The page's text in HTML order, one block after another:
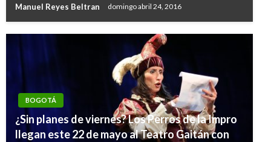
Manuel Reyes Beltran domingo abril 24, 2016
BOGOTÁ
¿Sin planes de viernes? Los Perros de la Impro
llegan este 22 de mayo al Teatro Gaitán con